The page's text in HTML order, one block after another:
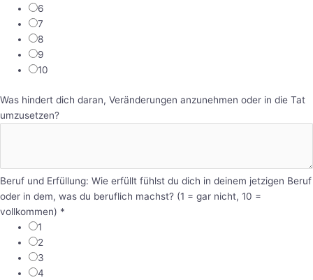
6
7
8
9
10
Was hindert dich daran, Veränderungen anzunehmen oder in die Tat
umzusetzen?
Beruf und Erfüllung: Wie erfüllt fühlst du dich in deinem jetzigen Beruf
oder in dem, was du beruflich machst? (1 = gar nicht, 10 =
vollkommen) *
1
2
3
4